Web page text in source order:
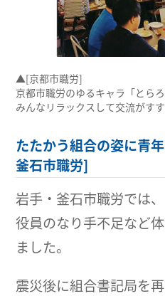
▲[京都市職労]
京都市職労のゆるキャラ「とらろ
みんなリラックスして交流がす
たたかう組合の姿に青
釜石市職労]
岩手・釜石市職労では
役員のなり手不足など
ました。
震災後に組合書記局を